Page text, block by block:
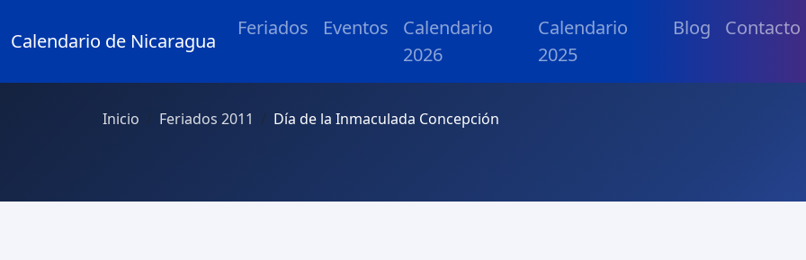
Calendario de Nicaragua
Feriados Eventos
Calendario
2026
Calendario
2025
Blog Contacto
Inicio Feriados 2011 Día de la Inmaculada Concepción